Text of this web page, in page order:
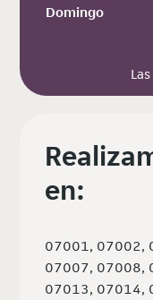
Domingo
en:
07001, 07002,
07007, 07008,
07013, 07014,